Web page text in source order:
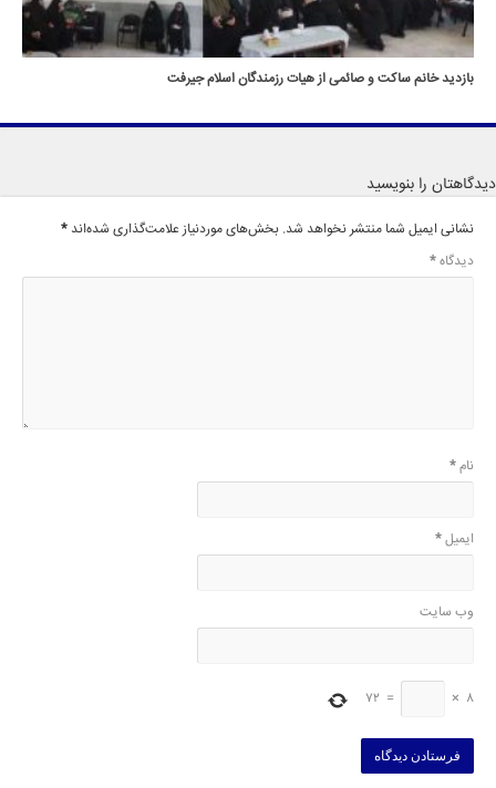
بازدید خانم ساکت و صائمی از هیات رزمندگان اسلام جیرفت
دیدگاهتان را بنویسید
نشانی ایمیل شما منتشر نخواهد شد. بخش‌های موردنیاز علامت‌گذاری شده‌اند *
دیدگاه*
نام*
ایمیل*
وب‌ سایت
8
×
=
72